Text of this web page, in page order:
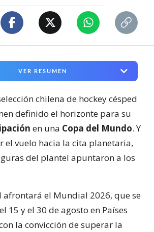
VER RESUMEN
chilena de hockey césped
definido el horizonte para su
en una Copa del Mundo. Y
el vuelo hacia la cita planetaria,
del plantel apuntaron a los
afrontará el Mundial 2026, que se
15 y el 30 de agosto en Países
la convicción de superar la